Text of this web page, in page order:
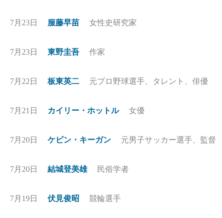
7月23日 服藤早苗 女性史研究家
7月23日 東野圭吾 作家
7月22日 板東英二 元プロ野球選手、タレント、俳優
7月21日 カイリー・ホットル 女優
7月20日 ケビン・キーガン 元男子サッカー選手、監督
7月20日 結城登美雄 民俗学者
7月19日 伏見俊昭 競輪選手